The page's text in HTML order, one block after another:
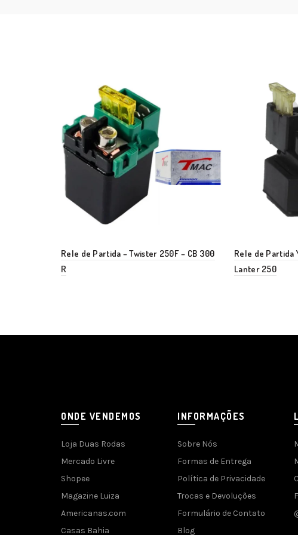
Rele de Partida – Twister 250F – CB 300
R
Rele de Partida
Lanter 250
ONDE VENDEMOS
Loja Duas Rodas
Mercado Livre
Shopee
Magazine Luiza
Americanas.com
Casas Bahia
INFORMAÇÕES
Sobre Nós
Formas de Entrega
Política de Privacidade
Trocas e Devoluções
Formulário de Contato
Blog